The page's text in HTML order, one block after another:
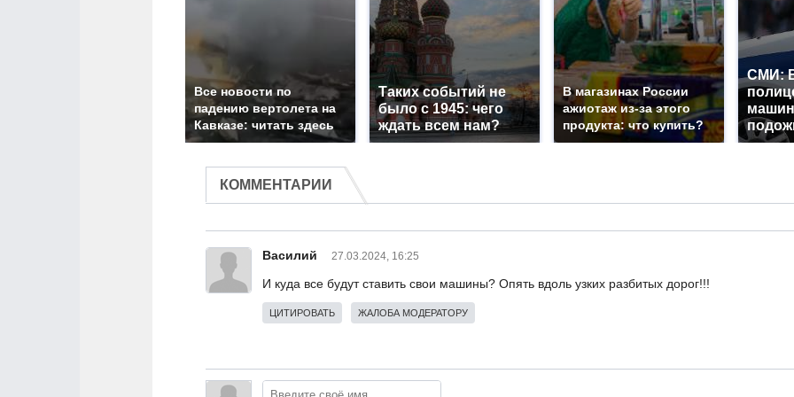
Все новости по
падению вертолета на
Кавказе: читать здесь
Таких событий не
было с 1945: чего
ждать всем нам?
В магазинах России
ажиотаж из-за этого
продукта: что купить?
СМИ:
КОММЕНТАРИИ
Василий 27.03.2024, 16:25
И куда все будут ставить свои машины? Опять вдоль узких разбитых дорог!!!
ЦИТИРОВАТЬ ЖАЛОБА МОДЕРАТОРУ